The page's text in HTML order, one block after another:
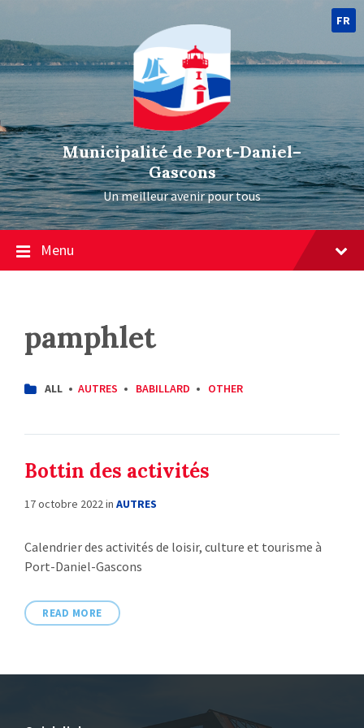
FR
Municipalité de Port-Daniel–
Gascons
Un meilleur avenir pour tous
Menu
pamphlet
CATEGORIES:
ALL AUTRES BABILLARD OTHER
Bottin des activités
17 octobre 2022in AUTRES
Calendrier des activités de loisir, culture et tourisme à
Port-Daniel-Gascons
READ MORE